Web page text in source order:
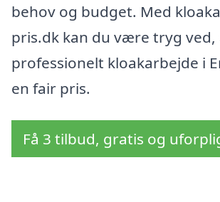
behov og budget. Med
pris.dk kan du være tryg
professionelt kloakarbejde i
en fair pris.
Få 3 tilbud, gratis og